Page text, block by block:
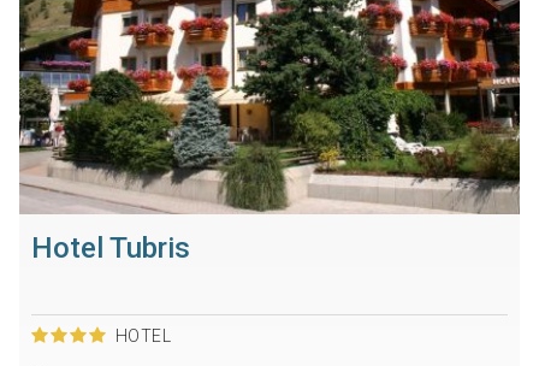
Hotel Tubris
HOTEL